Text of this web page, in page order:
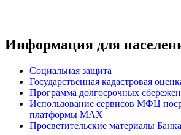
Информация для
Социальная защита
Государственная кадастровая
Программа долгосрочных
Использование сервисов МФЦ
платформы MAX
Просветительские материалы